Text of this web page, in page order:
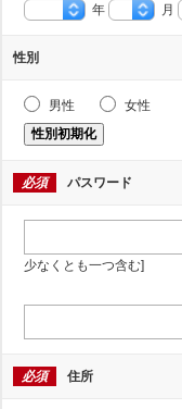
年 月
性別
男性
女性
性別初期化
必須 パスワード
少なくとも一つ含む]
必須 住所